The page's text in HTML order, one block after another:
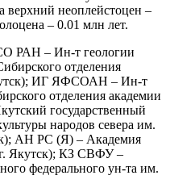
верхний неоплейстоцен –
– 0.01 млн лет.
РАН – Ин-т геологии
отделения
ИГ ЯФСОАН – Ин-т
отделения академии
государственный
народов севера им.
АН РС (Я) – Академия
Якутск); КЗ СВФУ –
федерального ун-та им.